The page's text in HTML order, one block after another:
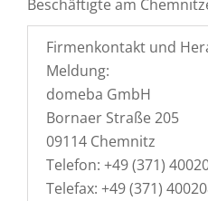
Beschäftigte am
Firmenkontakt und
Meldung:
domeba GmbH
Bornaer Straße 205
09114 Chemnitz
Telefon: +49 (371)
Telefax: +49 (371)